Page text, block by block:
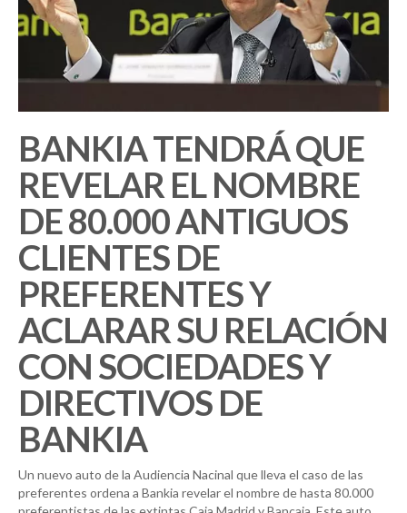
BANKIA TENDRÁ QUE
REVELAR EL NOMBRE
DE 80.000 ANTIGUOS
CLIENTES DE
PREFERENTES Y
ACLARAR SU RELACIÓN
CON SOCIEDADES Y
DIRECTIVOS DE
BANKIA
Un nuevo auto de la Audiencia Nacinal que lleva el caso de las
preferentes ordena a Bankia revelar el nombre de hasta 80.000